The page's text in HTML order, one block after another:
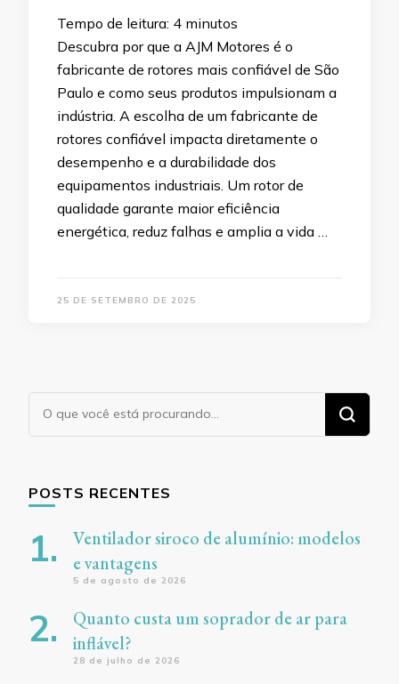
Tempo de leitura: 4 minutos
Descubra por que a AJM Motores é o
fabricante de rotores mais confiável de São
Paulo e como seus produtos impulsionam a
indústria. A escolha de um fabricante de
rotores confiável impacta diretamente o
desempenho e a durabilidade dos
equipamentos industriais. Um rotor de
qualidade garante maior eficiência
energética, reduz falhas e amplia a vida …
25 DE SETEMBRO DE 2025
Procurando
algo?
POSTS RECENTES
Ventilador siroco de alumínio: modelos
e vantagens
5 de agosto de 2026
Quanto custa um soprador de ar para
inflável?
28 de julho de 2026